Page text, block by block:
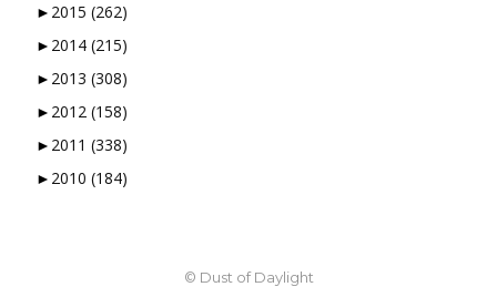
► 2015 (262)
► 2014 (215)
► 2013 (308)
► 2012 (158)
► 2011 (338)
► 2010 (184)
© Dust of Daylight